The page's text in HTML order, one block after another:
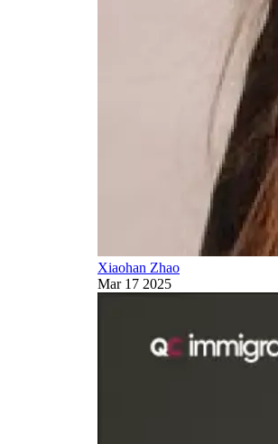
Xiaohan Zhao
Mar 17 2025